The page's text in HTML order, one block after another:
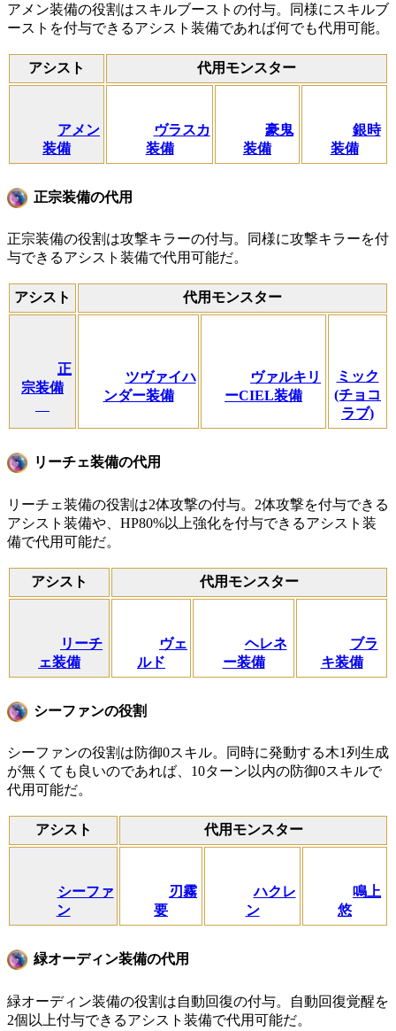
アメン装備の役割はスキルブーストの付与。同様にスキルブ
ーストを付与できるアシスト装備であれば何でも代用可能。
アシスト 代用モンスター
アメン
装備
ヴラスカ
装備
豪鬼
装備
銀時
装備
正宗装備の代用
正宗装備の役割は攻撃キラーの付与。同様に攻撃キラーを付
与できるアシスト装備で代用可能だ。
アシスト 代用モンスター
正
宗装備
ツヴァイハ
ンダー装備
ヴァルキリ
ーCIEL装備
ミック
(チョコ
ラブ)
リーチェ装備の代用
リーチェ装備の役割は2体攻撃の付与。2体攻撃を付与できる
アシスト装備や、HP80%以上強化を付与できるアシスト装
備で代用可能だ。
アシスト 代用モンスター
リーチ
ェ装備
ヴェ
ルド
ヘレネ
ー装備
ブラ
キ装備
シーファンの役割
シーファンの役割は防御0スキル。同時に発動する木1列生成
が無くても良いのであれば、10ターン以内の防御0スキルで
代用可能だ。
アシスト 代用モンスター
シーファ
ン
刃霧
要
ハクレ
ン
鳴上
悠
緑オーディン装備の代用
緑オーディン装備の役割は自動回復の付与。自動回復覚醒を
2個以上付与できるアシスト装備で代用可能だ。